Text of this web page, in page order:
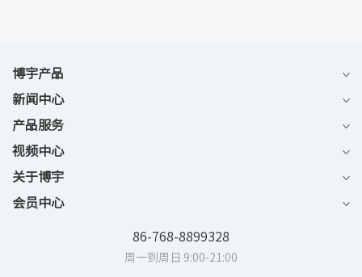
博宇产品
新闻中心
产品服务
视频中心
关于博宇
会员中心
86-768-8899328
周一到周日 9:00-21:00